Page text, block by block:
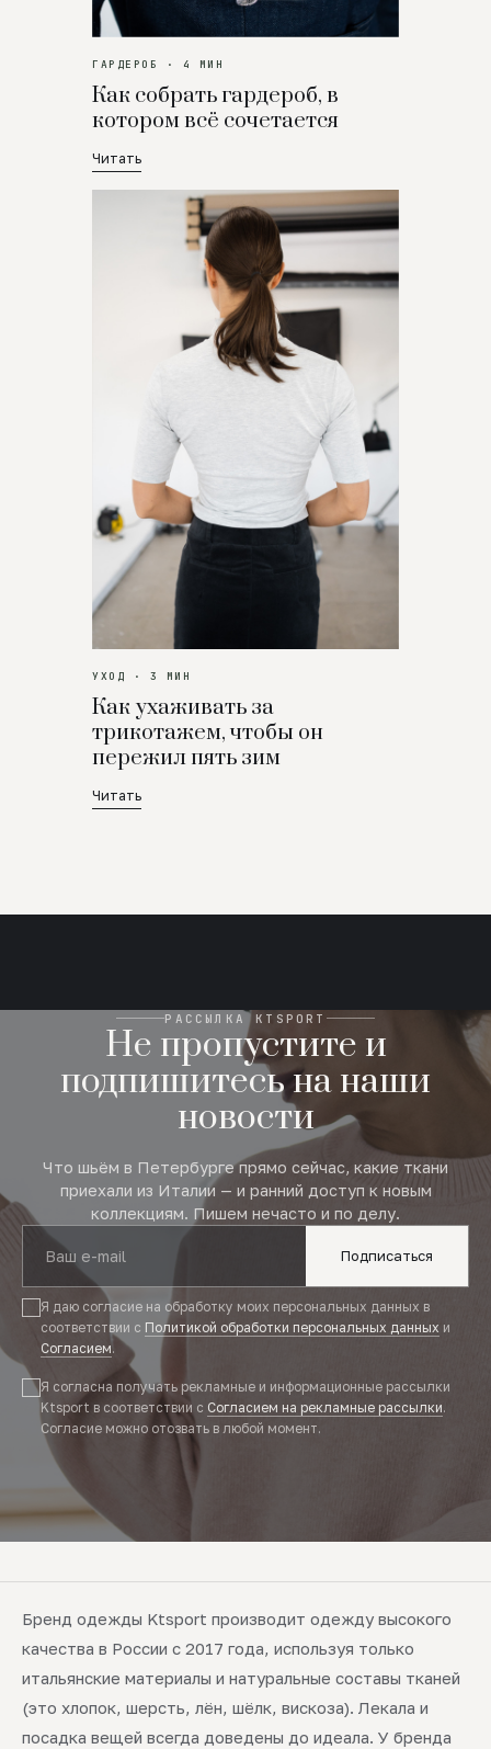
ГАРДЕРОБ · 4 МИН
Как собрать гардероб, в
котором всё сочетается
Читать
УХОД · 3 МИН
Как ухаживать за
трикотажем, чтобы он
пережил пять зим
Читать
РАССЫЛКА KTSPORT
Не пропустите и
подпишитесь на наши
новости
Что шьём в Петербурге прямо сейчас, какие ткани
приехали из Италии — и ранний доступ к новым
коллекциям. Пишем нечасто и по делу.
Подписаться
Я даю согласие на обработку моих персональных данных в
соответствии с Политикой обработки персональных данных и
Согласием.
Я согласна получать рекламные и информационные рассылки
Ktsport в соответствии с Согласием на рекламные рассылки.
Согласие можно отозвать в любой момент.
Бренд одежды Ktsport производит одежду высокого
качества в России с 2017 года, используя только
итальянские материалы и натуральные составы тканей
(это хлопок, шерсть, лён, шёлк, вискоза). Лекала и
посадка вещей всегда доведены до идеала. У бренда